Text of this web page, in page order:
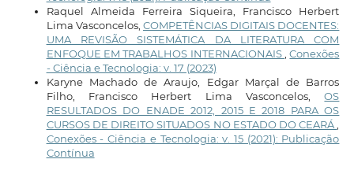
Raquel Almeida Ferreira Siqueira, Francisco Herbert
Lima Vasconcelos, COMPETÊNCIAS DIGITAIS DOCENTES:
UMA REVISÃO SISTEMÁTICA DA LITERATURA COM
ENFOQUE EM TRABALHOS INTERNACIONAIS,Conexões
- Ciência e Tecnologia: v. 17 (2023)
Karyne Machado de Araujo, Edgar Marçal de Barros
Filho, Francisco Herbert Lima Vasconcelos,OS
RESULTADOS DO ENADE 2012, 2015 E 2018 PARA OS
CURSOS DE DIREITO SITUADOS NO ESTADO DO CEARÁ,
Conexões - Ciência e Tecnologia: v. 15 (2021): Publicação
Contínua